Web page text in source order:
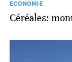
ECONOMIE
Céréales: